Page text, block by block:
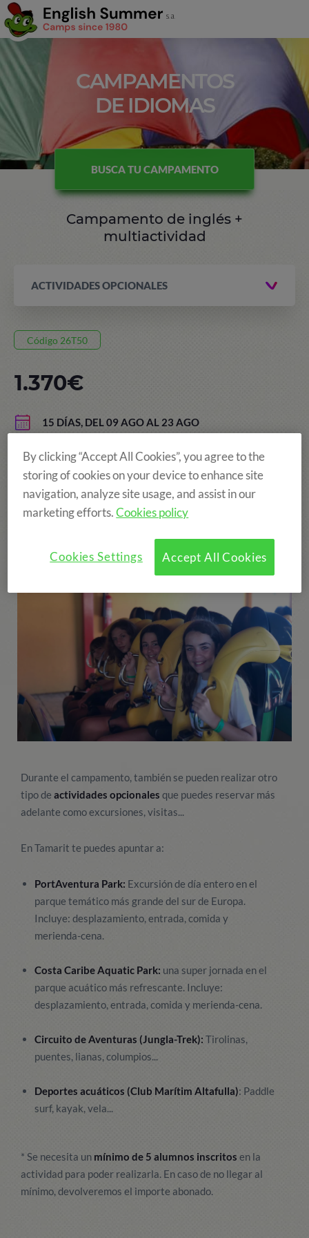
CAMPAMENTOS
DE IDIOMAS
BUSCA TU CAMPAMENTO
Campamento de inglés +
multiactividad
ACTIVIDADES OPCIONALES
Código 26T50
15 DÍAS, DEL 09 AGO AL 23 AGO
EDAD: DE 6 A 14 AÑOS
1.370€
Durante el campamento, también se pueden realizar otro
tipo de actividades opcionales que puedes reservar más
adelante como excursiones, visitas...
En Tamarit te puedes apuntar a:
PortAventura Park: Excursión de día entero en el
parque temático más grande del sur de Europa.
Incluye: desplazamiento, entrada, comida y
merienda-cena.
Costa Caribe Aquatic Park: una super jornada en el
parque acuático más refrescante. Incluye:
desplazamiento, entrada, comida y merienda-cena.
Circuito de Aventuras (Jungla-Trek): Tirolinas,
puentes, lianas, columpios...
Deportes acuáticos (Club Marítim Altafulla): Paddle
surf, kayak, vela...
* Se necesita un mínimo de 5 alumnos inscritos en la
actividad para poder realizarla. En caso de no llegar al
mínimo, devolveremos el importe abonado.
By clicking “Accept All Cookies”, you agree to the
storing of cookies on your device to enhance site
navigation, analyze site usage, and assist in our
marketing efforts.Cookies policy
Accept All Cookies
Cookies Settings